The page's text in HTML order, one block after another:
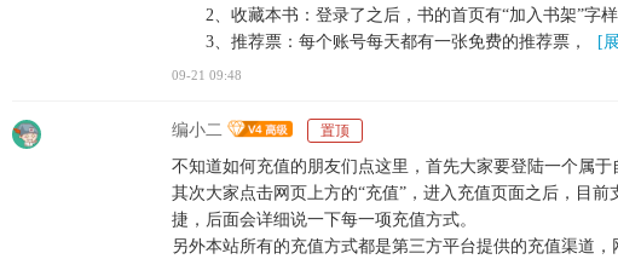
2、收藏本书：登录了之后，书的首页有“加入书架”字样
3、推荐票：每个账号每天都有一张免费的推荐票，
[
09-21 09:48
编小二 置顶
不知道如何充值的朋友们点这里，首先大家要登陆一个属
其次大家点击网页上方的“充值”，进入充值页面之后，目
捷，后面会详细说一下每一项充值方式。
另外本站所有的充值方式都是第三方平台提供的充值渠道，